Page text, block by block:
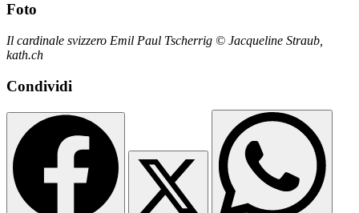
Foto
Il cardinale svizzero Emil Paul Tscherrig © Jacqueline Straub,
kath.ch
Condividi